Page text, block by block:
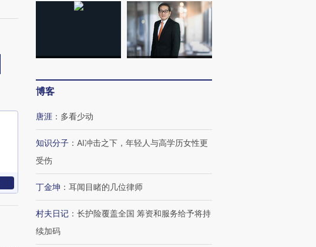
博客
唐涯 ： 多看少动
知识分子 ： AI冲击之下，年轻人与高学历女性更
受伤
丁金坤 ： 耳闻目睹的几位律师
村夫日记 ： 长护险覆盖全国 筹资和服务给予将持
续加码